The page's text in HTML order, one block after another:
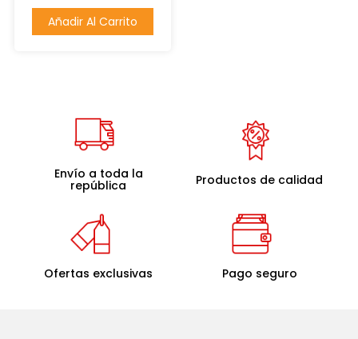
Añadir Al Carrito
Envío a toda la
república Productos de calidad
Ofertas exclusivas Pago seguro